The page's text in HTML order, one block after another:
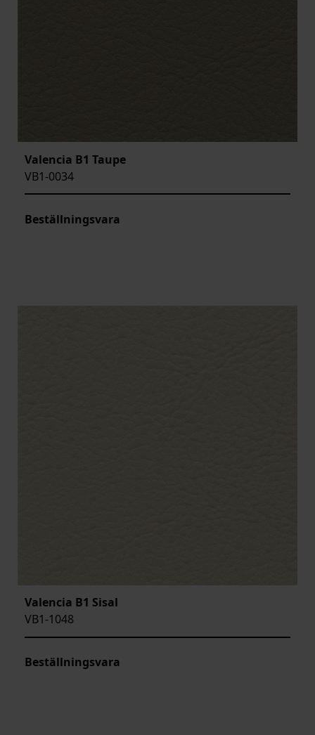
Valencia B1 Taupe
VB1-0034
Beställningsvara
Valencia B1 Sisal
VB1-1048
Beställningsvara